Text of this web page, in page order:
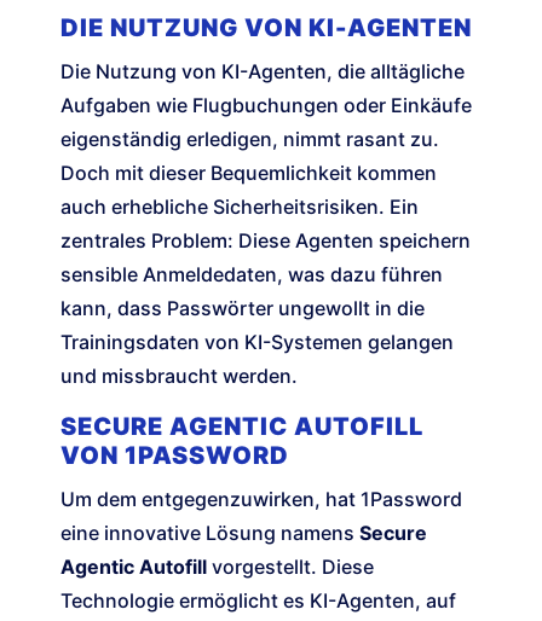
DIE NUTZUNG VON KI-AGENTEN
Die Nutzung von KI-Agenten, die alltägliche
Aufgaben wie Flugbuchungen oder Einkäufe
eigenständig erledigen, nimmt rasant zu.
Doch mit dieser Bequemlichkeit kommen
auch erhebliche Sicherheitsrisiken. Ein
zentrales Problem: Diese Agenten speichern
sensible Anmeldedaten, was dazu führen
kann, dass Passwörter ungewollt in die
Trainingsdaten von KI-Systemen gelangen
und missbraucht werden.
SECURE AGENTIC AUTOFILL
VON 1PASSWORD
Um dem entgegenzuwirken, hat 1Password
eine innovative Lösung namens Secure
Agentic Autofill vorgestellt. Diese
Technologie ermöglicht es KI-Agenten, auf